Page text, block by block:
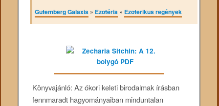
Gutemberg Galaxis » Ezotéria » Ezoterikus regények
Könyvajánló: Az ókori keleti birodalmak írásban
fennmaradt hagyományaiban minduntalan